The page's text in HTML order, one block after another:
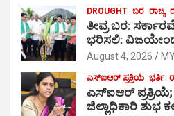
DROUGHT ಬರ ರಾಜ್ಯ
ತೀವ್ರ ಬರ:
ಭರಿಸಲಿ:
August 4, 2026
ಎಸ್‍ಐಆರ್ ಪ್ರಕ್ರಿಯೆ ಭರ್ತಿ
ಎಸ್‍ಐಆರ್ ಪ್ರಕ್ರಿಯೆ;
ಜಿಲ್ಲಾಧಿಕಾರಿ ಶುಭ